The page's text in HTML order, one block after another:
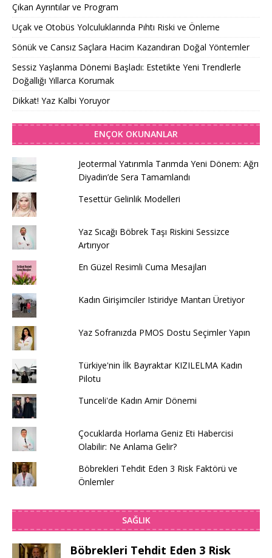
Çıkan Ayrıntılar ve Program
Uçak ve Otobüs Yolculuklarında Pıhtı Riski ve Önleme
Sönük ve Cansız Saçlara Hacim Kazandıran Doğal Yöntemler
Sessiz Yaşlanma Dönemi Başladı: Estetikte Yeni Trendlerle
Doğallığı Yıllarca Korumak
Dikkat! Yaz Kalbi Yoruyor
ENÇOK OKUNANLAR
Jeotermal Yatırımla Tarımda Yeni Dönem: Ağrı
Diyadin’de Sera Tamamlandı
Tesettür Gelinlik Modelleri
Yaz Sıcağı Böbrek Taşı Riskini Sessizce
Artırıyor
En Güzel Resimli Cuma Mesajları
Kadın Girişimciler Istiridye Mantarı Üretiyor
Yaz Sofranızda PMOS Dostu Seçimler Yapın
Türkiye'nin İlk Bayraktar KIZILELMA Kadın
Pilotu
Tunceli'de Kadın Amir Dönemi
Çocuklarda Horlama Geniz Eti Habercisi
Olabilir: Ne Anlama Gelir?
Böbrekleri Tehdit Eden 3 Risk Faktörü ve
Önlemler
SAĞLIK
Böbrekleri Tehdit Eden 3 Risk